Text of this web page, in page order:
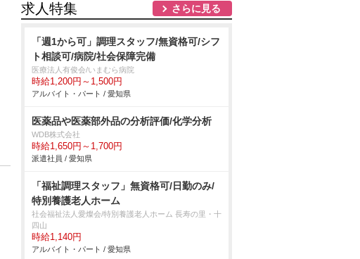
求人特集 さらに見る
「週1から可」調理スタッフ/無資格可/シフ
ト相談可/病院/社会保障完備
医療法人有俊会/いまむら病院
時給1,200円～1,500円
アルバイト・パート / 愛知県
医薬品や医薬部外品の分析評価/化学分析
WDB株式会社
時給1,650円～1,700円
派遣社員 / 愛知県
「福祉調理スタッフ」無資格可/日勤のみ/
特別養護老人ホーム
社会福祉法人愛燦会/特別養護老人ホーム 長寿の里・十
四山
時給1,140円
アルバイト・パート / 愛知県